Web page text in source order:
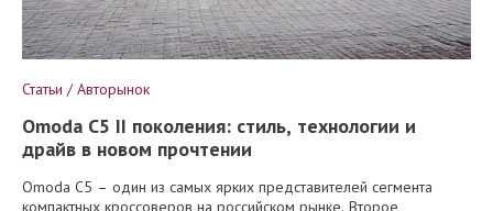
Статьи / Авторынок
Omoda C5 II поколения: стиль, технологии и
драйв в новом прочтении
Omoda C5 – один из самых ярких представителей сегмента
компактных кроссоверов на российском рынке. Второе